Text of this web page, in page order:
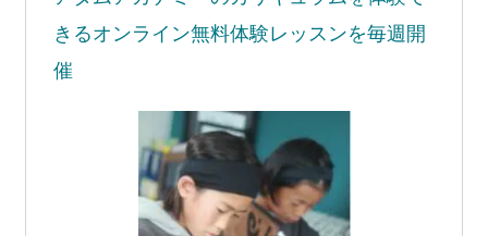
きるオンライン無料体験レッスンを毎週開
催